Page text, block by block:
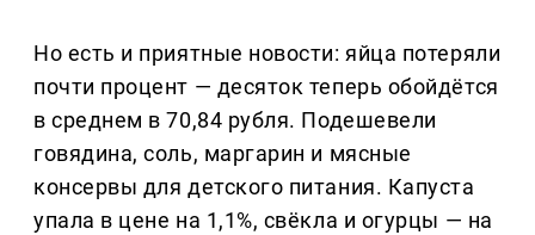
Но есть и приятные новости: яйца потеряли
почти процент — десяток теперь обойдётся
в среднем в 70,84 рубля. Подешевели
говядина, соль, маргарин и мясные
консервы для детского питания. Капуста
упала в цене на 1,1%, свёкла и огурцы — на